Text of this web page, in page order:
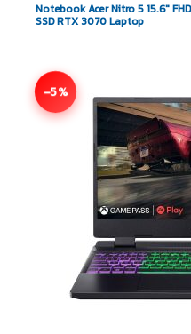
Notebook Acer Nitro 5 15.6″
SSD RTX 3070 Laptop
-5%